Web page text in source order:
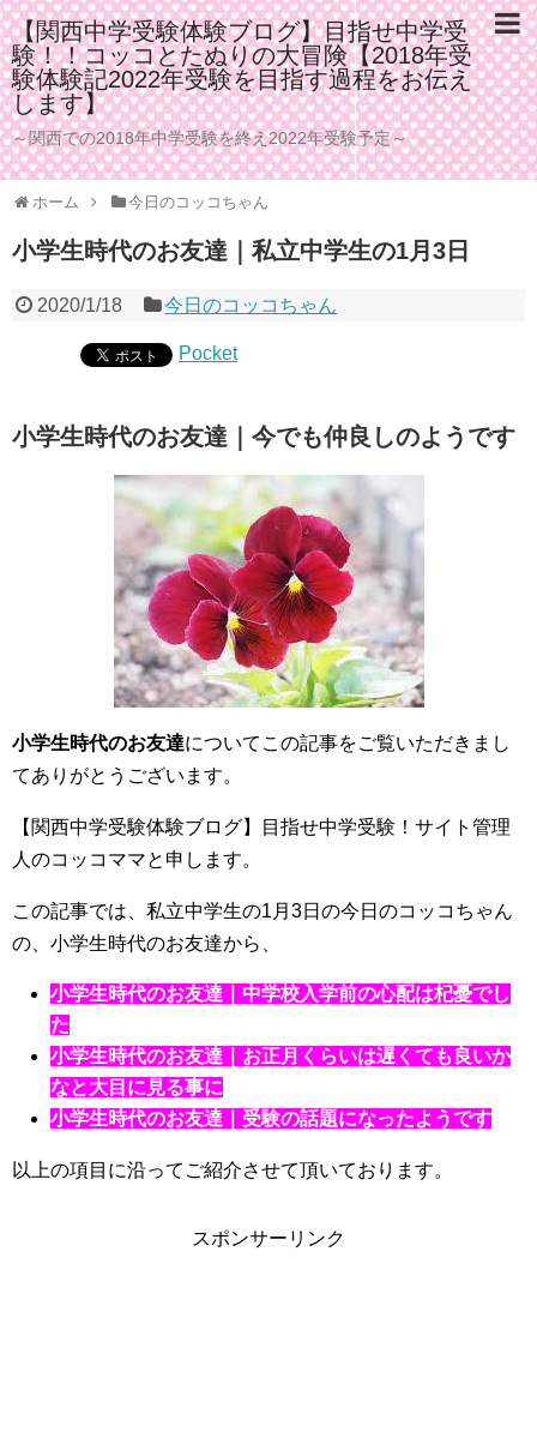
【関西中学受験体験ブログ】目指せ中学受
験！！コッコとたぬりの大冒険【2018年受
験体験記2022年受験を目指す過程をお伝え
します】
～関西での2018年中学受験を終え2022年受験予定～
ホーム 今日のコッコちゃん
小学生時代のお友達｜私立中学生の1月3日
2020/1/18 今日のコッコちゃん
Pocket
小学生時代のお友達｜今でも仲良しのようです
小学生時代のお友達についてこの記事をご覧いただきまし
てありがとうございます。
【関西中学受験体験ブログ】目指せ中学受験！サイト管理
人のコッコママと申します。
この記事では、私立中学生の1月3日の今日のコッコちゃん
の、小学生時代のお友達から、
小学生時代のお友達｜中学校入学前の心配は杞憂でし
た
小学生時代のお友達｜お正月くらいは遅くても良いか
なと大目に見る事に
小学生時代のお友達｜受験の話題になったようです
以上の項目に沿ってご紹介させて頂いております。
スポンサーリンク